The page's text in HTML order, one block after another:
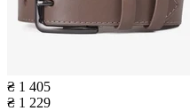
₴ 1 405
₴ 1 229